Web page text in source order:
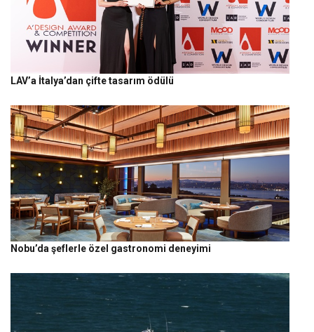
LAV’a İtalya’dan çifte tasarım ödülü
Nobu’da şeflerle özel gastronomi deneyimi